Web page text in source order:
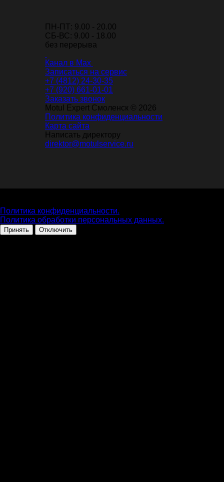
ПН-ПТ: 9.00 - 20.00
СБ-ВС: 9.00 - 18.00
без перерыва
Канал в Max
Записаться на сервис
+7 (4812) 24-30-35
+7 (920) 661-01-01
Заказать звонок
Motul Expert Смоленск © 2026
Политика конфиденциальности
Карта сайта
Написать директору
direktor@motulservice.ru
Политика конфиденциальности.
Политика обработки персональных данных.
Принять Отключить